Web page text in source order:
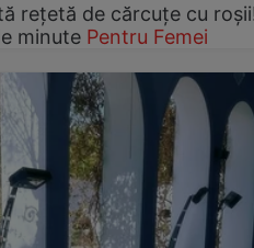
rețetă de cărcuțe cu
minute Pentru Femei